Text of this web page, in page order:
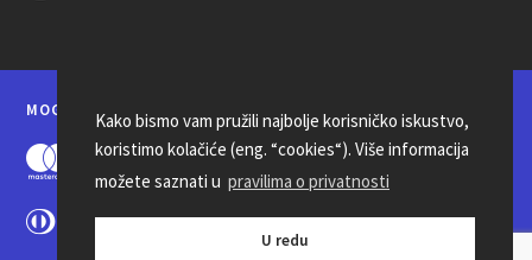
Kako bismo vam pružili najbolje korisničko iskustvo,
koristimo kolačiće (eng. “cookies“). Više informacija
možete saznati u pravilima o privatnosti
U redu
MOGUĆNOSTI PLAĆANJA